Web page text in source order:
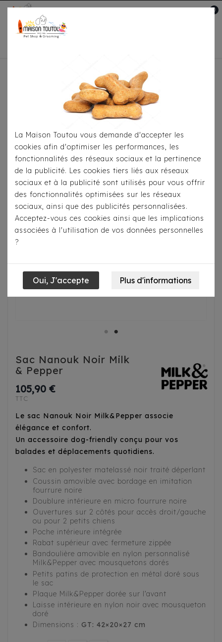
0
Pour Le Transport
Sac Nanouk Noir Milk & Pepper
Sac Nanouk Noir Milk
& Pepper
105,90 €
TTC
Le sac Nanouk Noir Milk&Pepper associe
élégance et confort.
Un accessoire dog-friendly conçu pour vos
balades et déplacements quotidiens.
Sac en polyester matelassé noir traité déperlant
Coussin amovible avec bordage en imitation
fourrure noire
Doublure intérieure en micro fourrure noire
Ouvertures sur 2 côtés pour accès droit/gauche
ou pour 2 petits chiens
Poche intérieure intégrée
Rabat supérieur avec fermeture zippée
Bandoulière amovible en nylon personnalisé
Milk&Pepper avec mousquetons dorés
Petits patins de protection en métal doré sous
le sac
Plaque Milk&Pepper dorée sur l’avant
Laisse intérieure en nylon noir avec mousqueton
doré
Dimensions : GT: 42×20×27 cm
La Maison Toutou vous demande d'accepter les
cookies afin d'optimiser les performances, les
fonctionnalités des réseaux sociaux et la pertinence
de la publicité. Les cookies tiers liés aux réseaux
sociaux et à la publicité sont utilisés pour vous offrir
des fonctionnalités optimisées sur les réseaux
sociaux, ainsi que des publicités personnalisées.
Acceptez-vous ces cookies ainsi que les implications
associées à l'utilisation de vos données personnelles
?